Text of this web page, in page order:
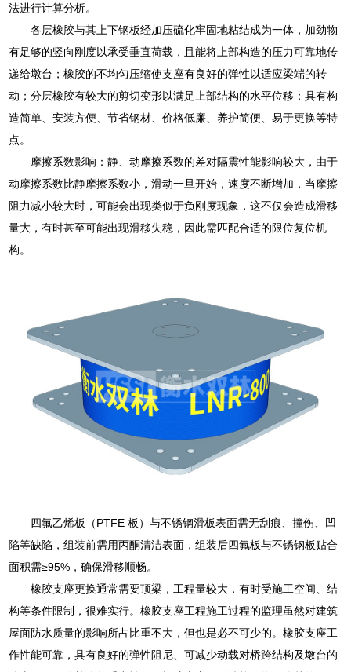
法进行计算分析。
各层橡胶与其上下钢板经加压硫化牢固地粘结成为一体，加劲物
有足够的竖向刚度以承受垂直荷载，且能将上部构造的压力可靠地传
递给墩台；橡胶的不均匀压缩使支座有良好的弹性以适应梁端的转
动；分层橡胶有较大的剪切变形以满足上部结构的水平位移；具有构
造简单、安装方便、节省钢材、价格低廉、养护简便、易于更换等特
点。
摩擦系数影响：静、动摩擦系数的差对隔震性能影响较大，由于
动摩擦系数比静摩擦系数小，滑动一旦开始，速度不断增加，当摩擦
阻力减小较大时，可能会出现类似于负刚度现象，这不仅会造成滑移
量大，有时甚至可能出现滑移失稳，因此需匹配合适的限位复位机
构。
四氟乙烯板（PTFE 板）与不锈钢滑板表面需无刮痕、撞伤、凹
陷等缺陷，组装前需用丙酮清洁表面，组装后四氟板与不锈钢板贴合
面积需≥95%，确保滑移顺畅。
橡胶支座更换通常需要顶梁，工程量较大，有时受施工空间、结
构等条件限制，很难实行。橡胶支座工程施工过程的监理虽然对建筑
屋面防水质量的影响所占比重不大，但也是必不可少的。橡胶支座工
作性能可靠，具有良好的弹性阻尼、可减少动载对桥跨结构及墩台的